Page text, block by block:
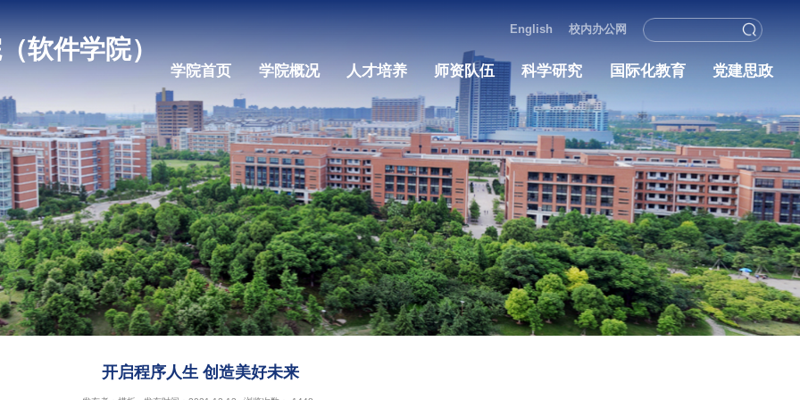
学院（软件学院）
校内办
学院首页 人才培养 师资队伍 科学研究